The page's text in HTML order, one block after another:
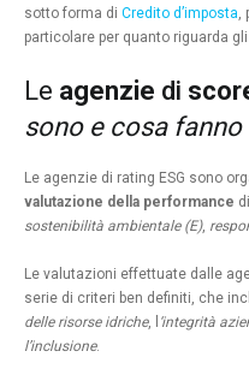
sotto forma di Credito d’imposta,
particolare per quanto riguarda
Le agenzie di
sono e cosa fanno
Le agenzie di rating ESG sono
valutazione della performance
sostenibilità ambientale (E),
Le valutazioni effettuate dalle
serie di criteri ben definiti, che
delle risorse idriche, l ‘integrità
l’inclusione.